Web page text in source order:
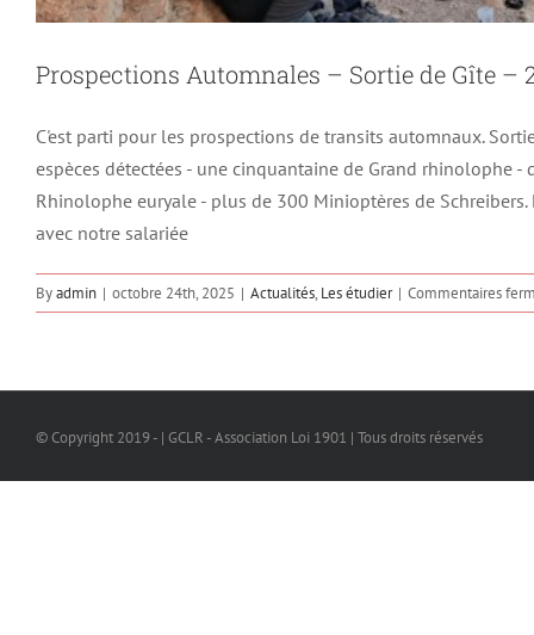
Prospections Automnales – Sortie de Gîte –
C'est parti pour les prospections de transits automnaux.
espèces détectées - une cinquantaine de Grand rhinolophe
Rhinolophe euryale - plus de 300 Minioptères de
avec notre salariée
Byadmin | octobre 24th, 2025 | Actualités, Les étudier | Commentaires
© Copyright 2019 - | GCLR - Association Loi 1901 | Tous droits réservés